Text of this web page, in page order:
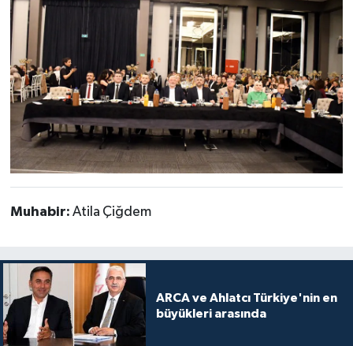
Muhabir: Atila Çiğdem
ARCA ve Ahlatcı Türkiye'nin en
büyükleri arasında